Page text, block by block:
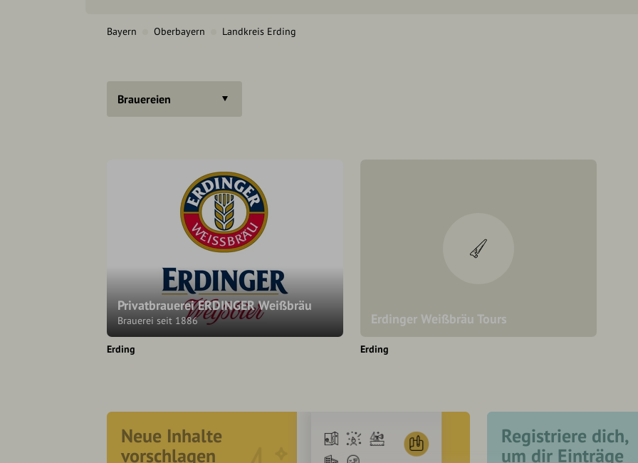
Bayern Oberbayern Landkreis Erding
Brauereien
Privatbrauerei ERDINGER Weißbräu
Brauerei seit 1886
Erding
Erdinger Weißbräu Tours
Erding
Neue Inhalte
vorschlagen
Registriere dich,
um dir Einträge